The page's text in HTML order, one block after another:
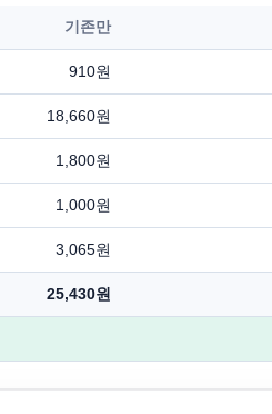
기존만
910원
18,660원
1,800원
1,000원
3,065원
25,430원